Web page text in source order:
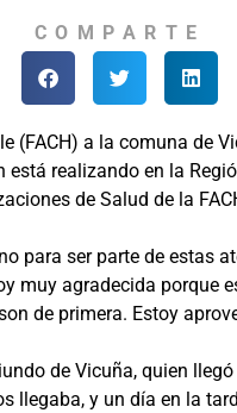
COMPARTE
(FACH) a la comuna de
realizando en la
de Salud de la
para ser parte de estas
muy agradecida
de primera. Estoy
de Vicuña, quien
llegaba, y un día en la